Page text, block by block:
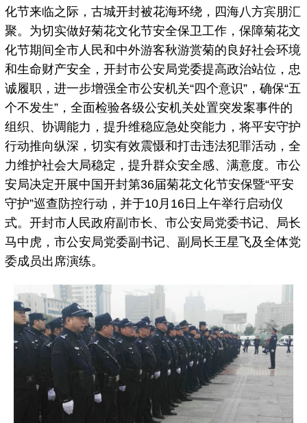
化节来临之际，古城开封被花海环绕，四海八方宾朋汇
聚。为切实做好菊花文化节安全保卫工作，保障菊花文
化节期间全市人民和中外游客秋游赏菊的良好社会环境
和生命财产安全，开封市公安局党委提高政治站位，忠
诚履职，进一步增强全市公安机关“四个意识”，确保“五
个不发生”，全面检验各级公安机关处置突发案事件的
组织、协调能力，提升维稳应急处突能力，将平安守护
行动推向纵深，切实有效震慑和打击违法犯罪活动，全
力维护社会大局稳定，提升群众安全感、满意度。市公
安局决定开展中国开封第36届菊花文化节安保暨“平安
守护”巡查防控行动，并于10月16日上午举行启动仪
式。开封市人民政府副市长、市公安局党委书记、局长
马中虎，市公安局党委副书记、副局长王星飞及全体党
委成员出席演练。